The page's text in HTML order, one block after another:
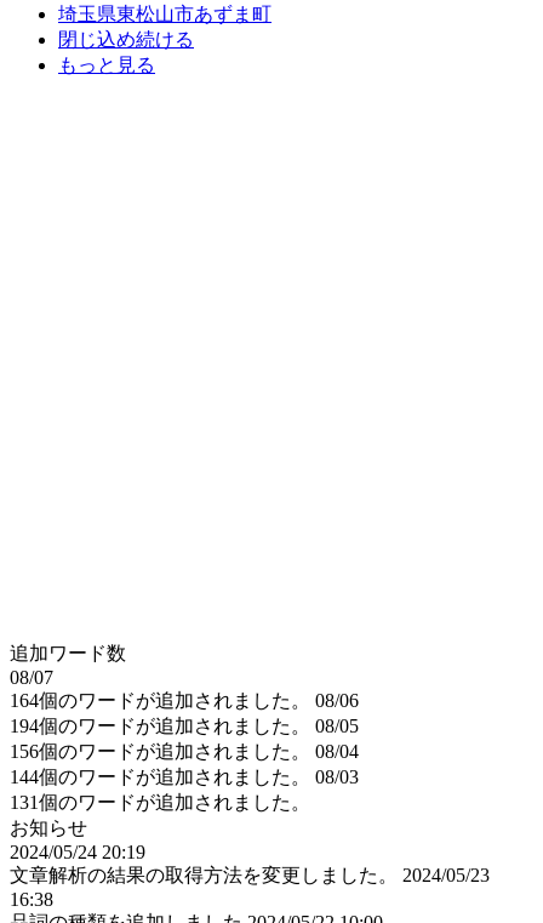
埼玉県東松山市あずま町
閉じ込め続ける
もっと見る
追加ワード数
08/07
164個のワードが追加されました。
08/06
194個のワードが追加されました。
08/05
156個のワードが追加されました。
08/04
144個のワードが追加されました。
08/03
131個のワードが追加されました。
お知らせ
2024/05/24 20:19
文章解析の結果の取得方法を変更しました。
2024/05/23
16:38